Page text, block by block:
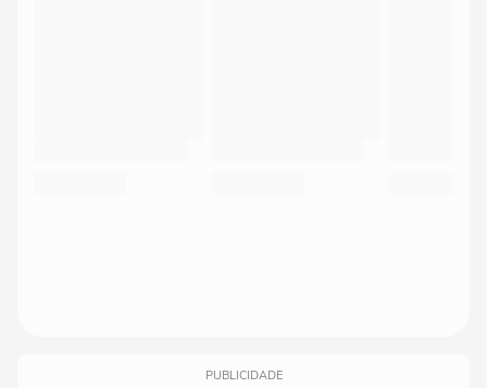
PUBLICIDADE